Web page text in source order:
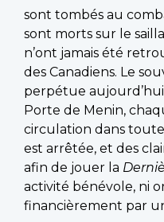
sont tombés au
sont morts sur le
n’ont jamais été
des Canadiens. Le
perpétue
Porte de Menin,
circulation dans
est arrêtée, et des
afin de jouer la
activité bénévole, ni
financièrement par